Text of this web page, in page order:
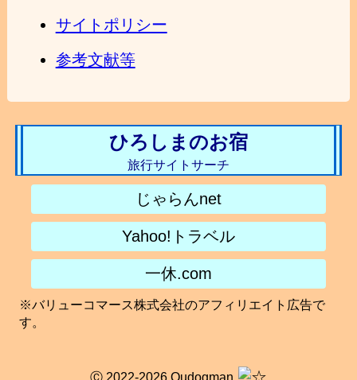
サイトポリシー
参考文献等
ひろしまのお宿
旅行サイトサーチ
じゃらんnet
Yahoo!トラベル
一休.com
※バリューコマース株式会社のアフィリエイト広告で
す。
Ⓒ 2022-2026 Qudogman